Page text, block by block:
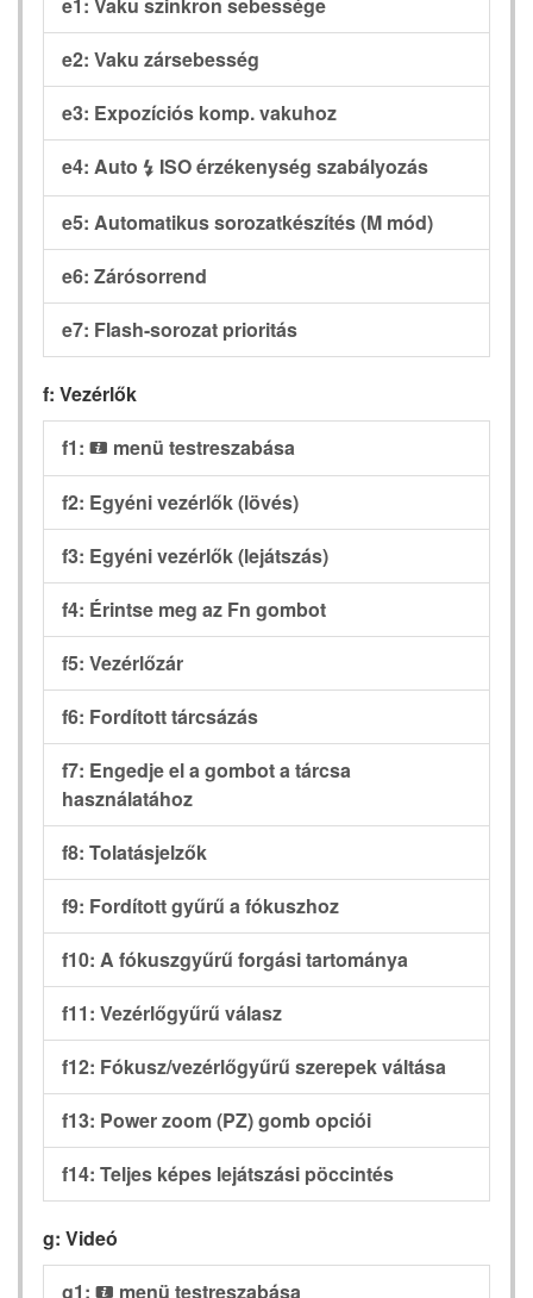
e1: Vaku szinkron sebessége
e2: Vaku zársebesség
e3: Expozíciós komp. vakuhoz
e4: Auto c ISO érzékenység szabályozás
e5: Automatikus sorozatkészítés (M mód)
e6: Zárósorrend
e7: Flash-sorozat prioritás
f: Vezérlők
f1: i menü testreszabása
f2: Egyéni vezérlők (lövés)
f3: Egyéni vezérlők (lejátszás)
f4: Érintse meg az Fn gombot
f5: Vezérlőzár
f6: Fordított tárcsázás
f7: Engedje el a gombot a tárcsa
használatához
f8: Tolatásjelzők
f9: Fordított gyűrű a fókuszhoz
f10: A fókuszgyűrű forgási tartománya
f11: Vezérlőgyűrű válasz
f12: Fókusz/vezérlőgyűrű szerepek váltása
f13: Power zoom (PZ) gomb opciói
f14: Teljes képes lejátszási pöccintés
g: Videó
g1: i menü testreszabása